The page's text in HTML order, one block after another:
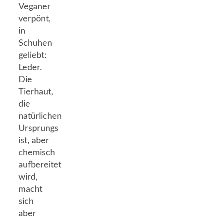
Veganer
verpönt,
in
Schuhen
geliebt:
Leder.
Die
Tierhaut,
die
natürlichen
Ursprungs
ist, aber
chemisch
aufbereitet
wird,
macht
sich
aber